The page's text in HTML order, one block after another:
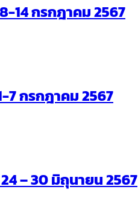
14 กรกฎาคม 2567
7 กรกฎาคม 2567
– 30 มิถุนายน 2567